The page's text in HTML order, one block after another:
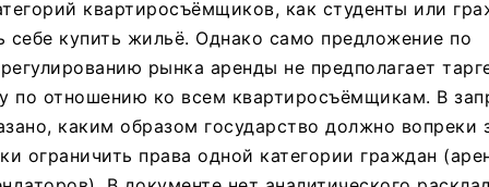
квартиросъёмщиков, как студенты или
себе купить жильё. Однако само предложение по
рынка аренды не предполагает
по отношению ко всем квартиросъёмщикам. В
каким образом государство должно вопреки
ограничить права одной категории граждан